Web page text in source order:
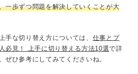
一歩ずつ問題を解決していくことが大
手な切り替え方については、 仕事とプ
必見！ 上手に切り替える方法10選で詳
ぜひ参考にしてみてくださいね。